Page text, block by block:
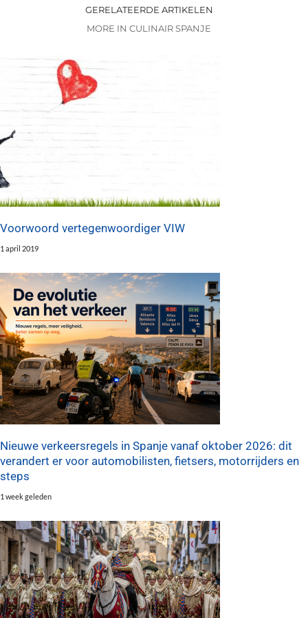
GERELATEERDE ARTIKELEN
MORE IN CULINAIR SPANJE
Voorwoord vertegenwoordiger VIW
1 april 2019
Nieuwe verkeersregels in Spanje vanaf oktober 2026: dit
verandert er voor automobilisten, fietsers, motorrijders en
steps
1 week geleden